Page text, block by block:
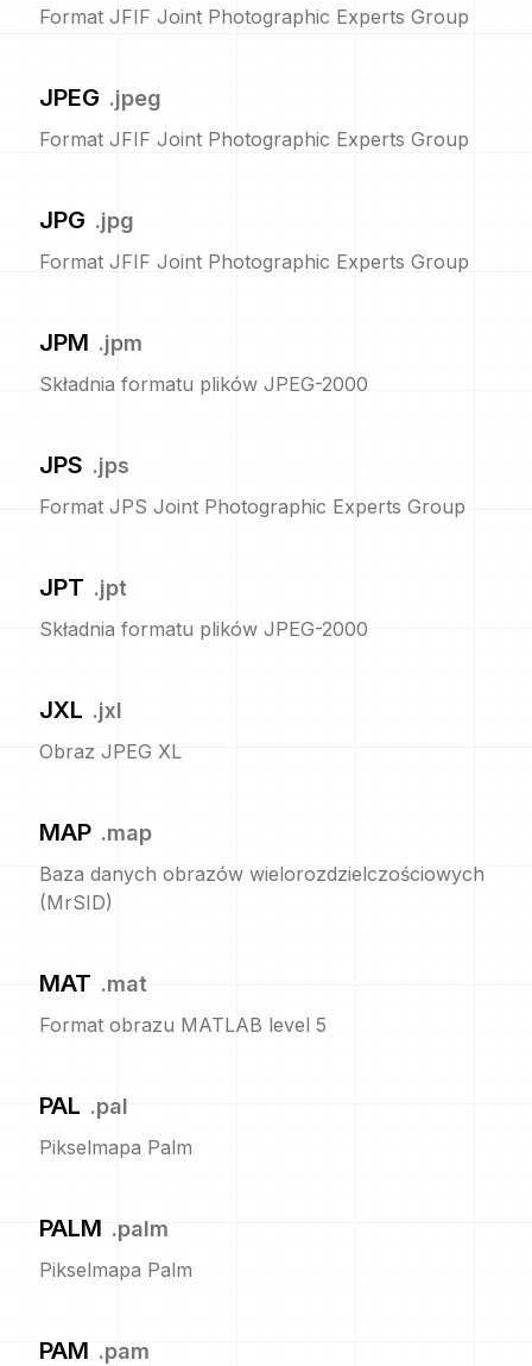
Format JFIF Joint Photographic Experts Group
JPEG .jpeg
Format JFIF Joint Photographic Experts Group
JPG .jpg
Format JFIF Joint Photographic Experts Group
JPM .jpm
Składnia formatu plików JPEG-2000
JPS .jps
Format JPS Joint Photographic Experts Group
JPT .jpt
Składnia formatu plików JPEG-2000
JXL .jxl
Obraz JPEG XL
MAP .map
Baza danych obrazów wielorozdzielczościowych
(MrSID)
MAT .mat
Format obrazu MATLAB level 5
PAL .pal
Pikselmapa Palm
PALM .palm
Pikselmapa Palm
PAM .pam